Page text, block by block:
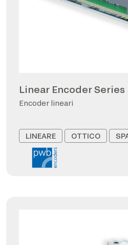
Linear Encoder Series
Encoder lineari
LINEARE OTTICO